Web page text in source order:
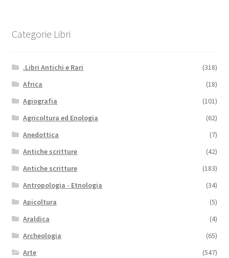
Categorie Libri
.Libri Antichi e Rari
(318)
Africa
(18)
Agiografia
(101)
Agricoltura ed Enologia
(62)
Anedottica
(7)
Antiche scritture
(42)
Antiche scritture
(183)
Antropologia - Etnologia
(34)
Apicoltura
(5)
Araldica
(4)
Archeologia
(65)
Arte
(547)